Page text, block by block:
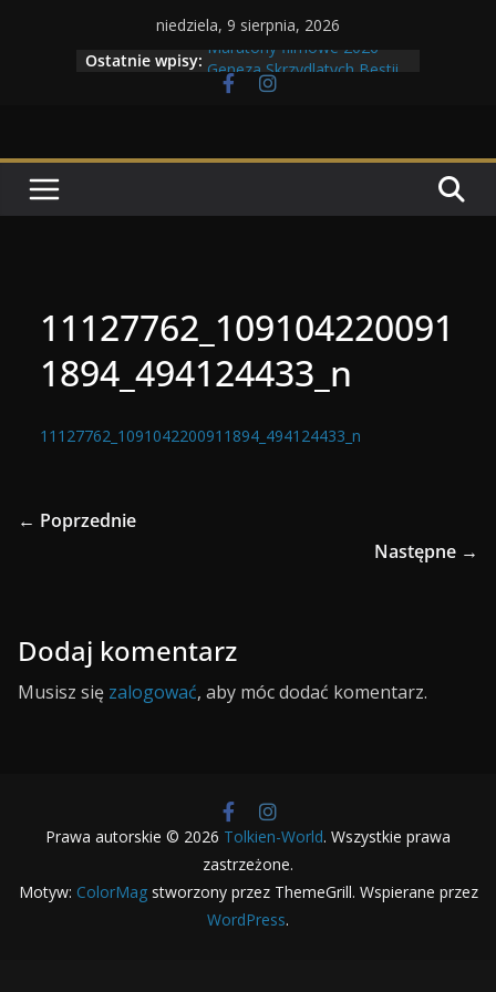
niedziela, 9 sierpnia, 2026
Ostatnie wpisy:
Maratony filmowe 2026
Geneza Skrzydlatych Bestii
Wojna krasnoludów z elfami
11127762_109104220091
1894_494124433_n
11127762_1091042200911894_494124433_n
← Poprzednie
Następne →
Dodaj komentarz
Musisz się zalogować, aby móc dodać komentarz.
Prawa autorskie © 2026 Tolkien-World. Wszystkie prawa
zastrzeżone.
Motyw: ColorMagstworzony przez ThemeGrill. Wspierane przez
WordPress.